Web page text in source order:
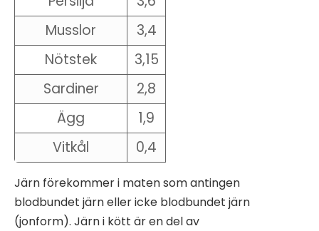
Musslor
3,4
Nötstek
3,15
Sardiner
2,8
Ägg
1,9
Vitkål
0,4
Järn förekommer i maten som antingen
blodbundet järn eller icke blodbundet järn
(jonform). Järn i kött är en del av